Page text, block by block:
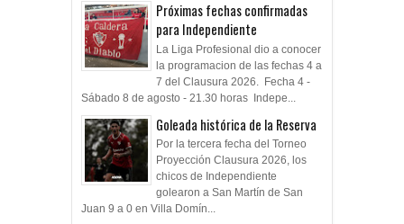
Próximas fechas confirmadas
para Independiente
La Liga Profesional dio a conocer
la programacion de las fechas 4 a
7 del Clausura 2026. Fecha 4 -
Sábado 8 de agosto - 21.30 horas Indepe...
Goleada histórica de la Reserva
Por la tercera fecha del Torneo
Proyección Clausura 2026, los
chicos de Independiente
golearon a San Martín de San
Juan 9 a 0 en Villa Domín...